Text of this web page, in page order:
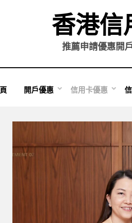
香港信
推薦申請優惠開
開戶優惠 信用卡優惠